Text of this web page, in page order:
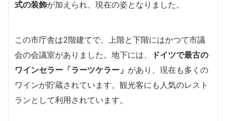
式の装飾が加えられ、現在の姿となりました。
この市庁舎は2階建てで、上階と下階にはかつて市議
会の会議室がありました。地下には、
ドイツで最古の
ワインセラー「ラーツケラー」 があり、現在も多くの
ワインが貯蔵されています。観光客にも人気のレスト
ランとして利用されています。